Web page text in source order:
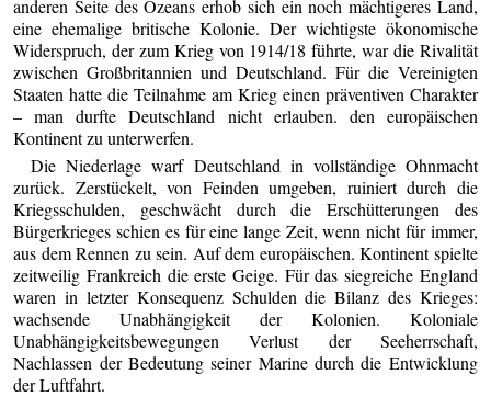
anderen Seite des Ozeans erhob sich ein noch mächtigeres Land,
eine ehemalige britische Kolonie. Der wichtigste ökonomische
Widerspruch, der zum Krieg von 1914/18 führte, war die Rivalität
zwischen Großbritannien und Deutschland. Für die Vereinigten
Staaten hatte die Teilnahme am Krieg einen präventiven Charakter
– man durfte Deutschland nicht erlauben. den europäischen
Kontinent zu unterwerfen.
Die Niederlage warf Deutschland in vollständige Ohnmacht
zurück. Zerstückelt, von Feinden umgeben, ruiniert durch die
Kriegsschulden, geschwächt durch die Erschütterungen des
Bürgerkrieges schien es für eine lange Zeit, wenn nicht für immer,
aus dem Rennen zu sein. Auf dem europäischen. Kontinent spielte
zeitweilig Frankreich die erste Geige. Für das siegreiche England
waren in letzter Konsequenz Schulden die Bilanz des Krieges:
wachsende Unabhängigkeit der Kolonien. Koloniale
Unabhängigkeitsbewegungen Verlust der Seeherrschaft,
Nachlassen der Bedeutung seiner Marine durch die Entwicklung
der Luftfahrt.